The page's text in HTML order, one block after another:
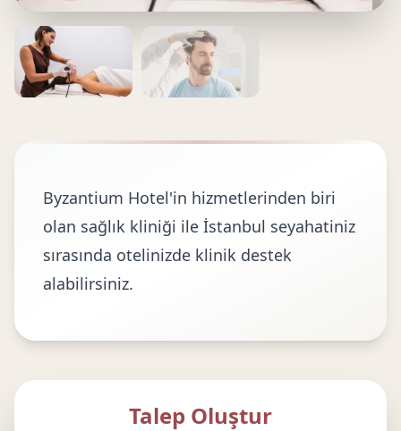
Byzantium Hotel'in hizmetlerinden biri
olan sağlık kliniği ile İstanbul seyahatiniz
sırasında otelinizde klinik destek
alabilirsiniz.
Talep Oluştur